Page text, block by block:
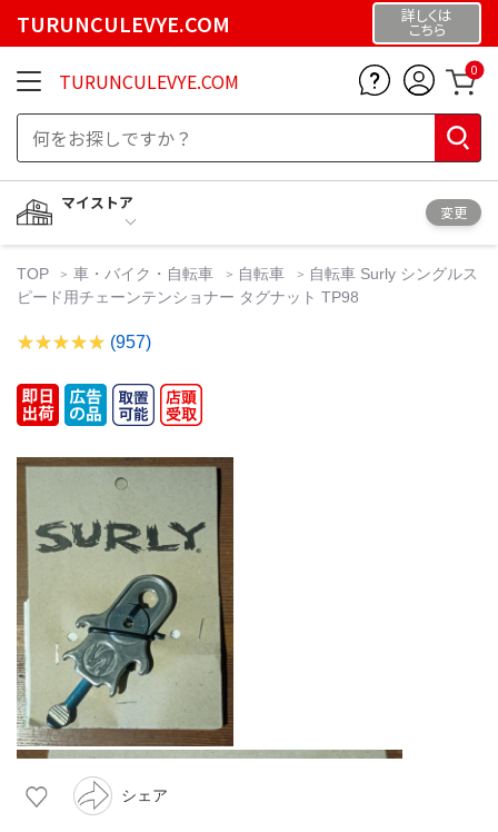
TURUNCULEVYE.COM 詳しくは
こちら
TURUNCULEVYE.COM 0
マイストア
変更
TOP 車・バイク・自転車 自転車
自転車 Surly シングルス
ピード用チェーンテンショナー タグナット TP98
(957)
シェア